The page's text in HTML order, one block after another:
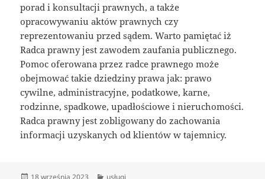
porad i konsultacji prawnych, a także
opracowywaniu aktów prawnych czy
reprezentowaniu przed sądem. Warto pamiętać iż
Radca prawny jest zawodem zaufania publicznego.
Pomoc oferowana przez radce prawnego może
obejmować takie dziedziny prawa jak: prawo
cywilne, administracyjne, podatkowe, karne,
rodzinne, spadkowe, upadłościowe i nieruchomości.
Radca prawny jest zobligowany do zachowania
informacji uzyskanych od klientów w tajemnicy.
Data
Kategorie